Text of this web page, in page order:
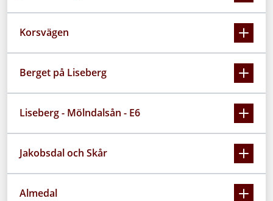
Korsvägen
Berget på Liseberg
Liseberg - Mölndalsån - E6
Jakobsdal och Skår
Almedal